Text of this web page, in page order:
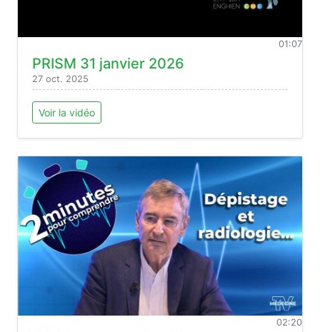
01:07
PRISM 31 janvier 2026
27 oct. 2025
Voir la vidéo
02:20